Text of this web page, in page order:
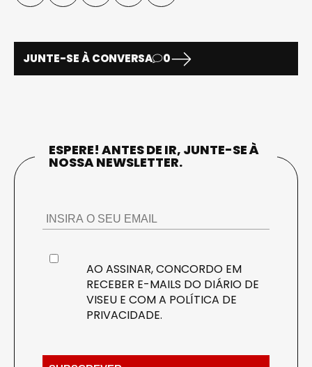
JUNTE-SE À CONVERSA 0
ESPERE! ANTES DE IR, JUNTE-SE À
NOSSA NEWSLETTER.
AO ASSINAR, CONCORDO EM
RECEBER E-MAILS DO DIÁRIO DE
VISEU E COM A POLÍTICA DE
PRIVACIDADE.